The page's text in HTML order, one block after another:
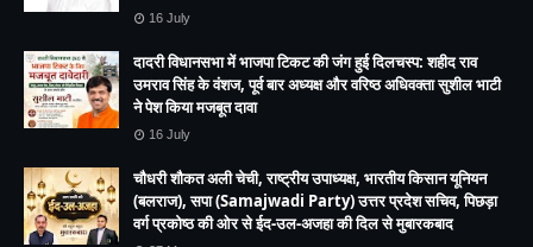
दादरी विधानसभा में भाजपा टिकट की जंग हुई दिलचस्प: शहीद राव
उमराव सिंह के वंशज, पूर्व बार अध्यक्ष और वरिष्ठ अधिवक्ता सुशील भाटी
ने पेश किया मजबूत दावा
चौधरी शौकत अली चेची, राष्ट्रीय उपाध्यक्ष, भारतीय किसान यूनियन
(बलराज), सपा (Samajwadi Party) उत्तर प्रदेश सचिव, पिछड़ा
वर्ग प्रकोष्ठ की ओर से ईद-उल-अजहा की दिल से मुबारकबाद